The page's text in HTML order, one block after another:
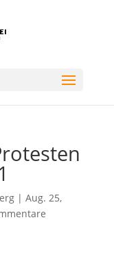
| Aug. 25,